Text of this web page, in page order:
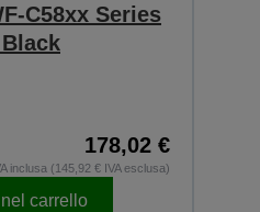
C58xx Series
178,02 €
inclusa (145,92 € IVA esclusa)
carrello